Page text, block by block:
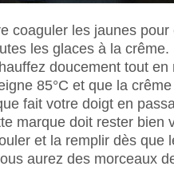
coaguler les jaunes
les glaces à la
doucement tout
85°C et que la
fait votre doigt en
marque doit rester bien
et la remplir dès que
aurez des morceaux